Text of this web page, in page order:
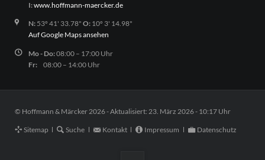
I:www.hoffmann-maercker.de
N:53º 41' 33.78" O:10º 3' 14.98"
Auf Google Maps ansehen
Mo - Do:08:00 – 17:00 Uhr
Fr: 08:00 – 14:00 Uhr
© Hoffmann & Märcker 2026 - Aktualisiert: 23. März 2026 - 10:17 Uhr
Navigation
Sitemap Suche Kontakt Impressum Datenschutz